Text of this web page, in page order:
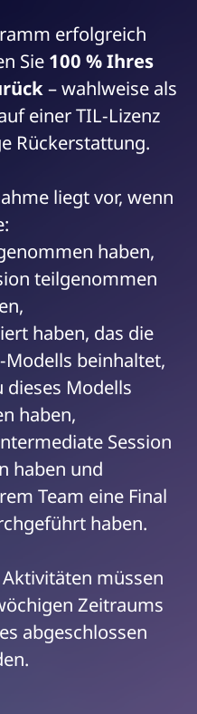
erfolgreich
Sie 100 % Ihres
– wahlweise als
einer TIL-Lizenz
Rückerstattung.
liegt vor, wenn
haben,
teilgenommen
haben, das die
Modells beinhaltet,
dieses Modells
haben,
Session
haben und
Team eine Final
haben.
müssen
Zeitraums
abgeschlossen